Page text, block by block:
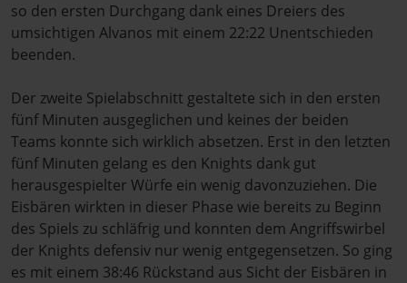
so den ersten Durchgang dank eines Dreiers des
umsichtigen Alvanos mit einem 22:22 Unentschieden
beenden.
Der zweite Spielabschnitt gestaltete sich in den ersten
fünf Minuten ausgeglichen und keines der beiden
Teams konnte sich wirklich absetzen. Erst in den letzten
fünf Minuten gelang es den Knights dank gut
herausgespielter Würfe ein wenig davonzuziehen. Die
Eisbären wirkten in dieser Phase wie bereits zu Beginn
des Spiels zu schläfrig und konnten dem Angriffswirbel
der Knights defensiv nur wenig entgegensetzen. So ging
es mit einem 38:46 Rückstand aus Sicht der Eisbären in